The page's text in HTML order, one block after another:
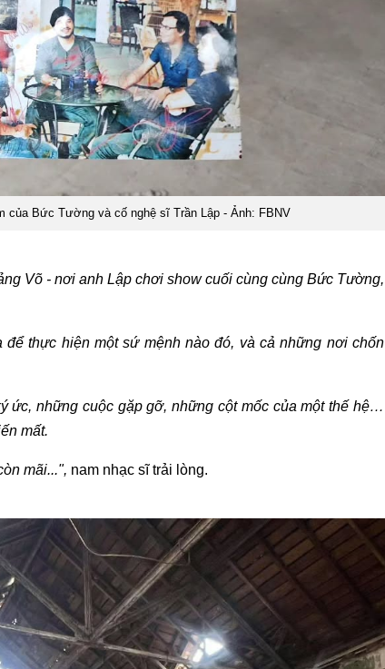
của Bức Tường và cố nghệ sĩ Trần Lập - Ảnh: FBNV
Võ - nơi anh Lập chơi show cuối cùng cùng Bức Tường,
thực hiện một sứ mệnh nào đó, và cả những nơi chốn
ức, những cuộc gặp gỡ, những cột mốc của một thế hệ…
mất.
mãi...", nam nhạc sĩ trải lòng.